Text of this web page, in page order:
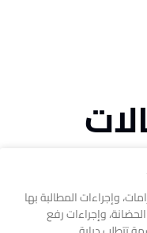
وإجراءات المطالبة بها
وإجراءات رفع